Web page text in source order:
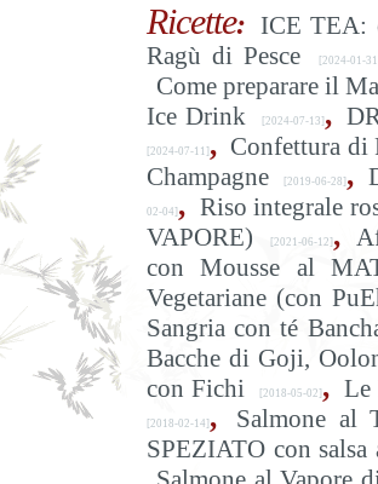
Ricette: ICE TEA:
Ragù di Pesce
[2024-01-
Come preparare il
Ice Drink
[2024-07-13] ,
[2024-07-11] , Confettura di
Champagne
[2019-06-28] ,
02-04] , Riso integrale
VAPORE)
[2021-06-12],
con Mousse al
Vegetariane (con
Sangria con té
Bacche di Goji,
con Fichi
[2018-05-02] , Le
[2018-02-14] , Salmone al
SPEZIATO con